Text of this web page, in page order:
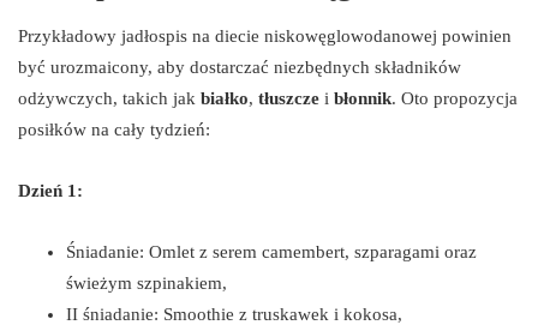
Przykładowy jadłospis na diecie niskowęglowodanowej powinien
być urozmaicony, aby dostarczać niezbędnych składników
odżywczych, takich jak białko, tłuszcze i błonnik. Oto propozycja
posiłków na cały tydzień:
Dzień 1:
Śniadanie: Omlet z serem camembert, szparagami oraz
świeżym szpinakiem,
II śniadanie: Smoothie z truskawek i kokosa,